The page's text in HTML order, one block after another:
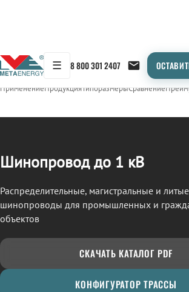
☰ 8 800 301 2407
← Продукция/ШИНОПРОВОД
ПрименениеПродукцияТипоразмерыСравнение
Шинопровод до 1 кВ
Распределительные, магистральные и литые
шинопроводы для промышленных и
объектов
СКАЧАТЬ КАТАЛОГ PDF
КОНФИГУРАТОР ТРАССЫ